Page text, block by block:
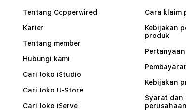
Tentang Copperwired
Karier
Tentang member
Hubungi kami
Cari toko iStudio
Cari toko U-Store
Cari toko iServe
Cara klaim
Kebijakan
produk
Pertanyaan
Kebijakan
Syarat dan
perusahaan